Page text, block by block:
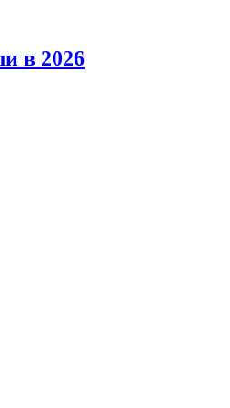
в 2026